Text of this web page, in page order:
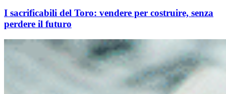
I sacrificabili del Toro: vendere per costruire, senza
perdere il futuro